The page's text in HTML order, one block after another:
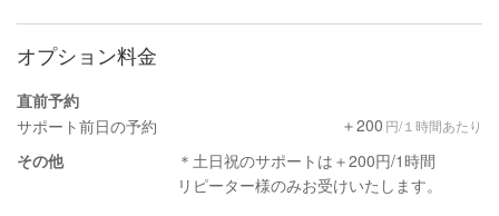
オプション料金
直前予約
サポート前日の予約
＋200 円/１時間あたり
その他
＊土日祝のサポートは＋200円/1時間
リピーター様のみお受けいたします。